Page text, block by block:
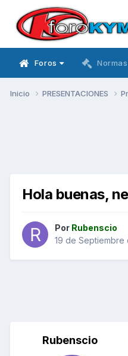
Foros Normas
Inicio PRESENTACIONES
Hola buenas,
Por Rubenscio
19 de Septiembre
Rubenscio